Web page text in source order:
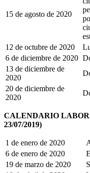
15 de agosto de 2020
12 de octubre de 2020
6 de diciembre de 2020
13 de diciembre de
2020
20 de diciembre de
2020
CALENDARIO
23/07/2019)
1 de enero de 2020
6 de enero de 2020
19 de marzo de 2020